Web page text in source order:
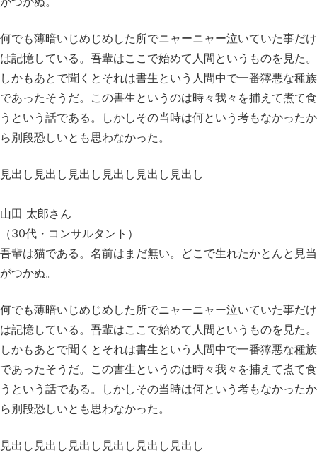
何でも薄暗いじめじめした所でニャーニャー泣いていた事だけ
は記憶している。吾輩はここで始めて人間というものを見た。
しかもあとで聞くとそれは書生という人間中で一番獰悪な種族
であったそうだ。この書生というのは時々我々を捕えて煮て食
うという話である。しかしその当時は何という考もなかったか
ら別段恐しいとも思わなかった。
見出し見出し見出し見出し見出し見出し
山田 太郎さん
（30代・コンサルタント）
吾輩は猫である。名前はまだ無い。どこで生れたかとんと見当
がつかぬ。
何でも薄暗いじめじめした所でニャーニャー泣いていた事だけ
は記憶している。吾輩はここで始めて人間というものを見た。
しかもあとで聞くとそれは書生という人間中で一番獰悪な種族
であったそうだ。この書生というのは時々我々を捕えて煮て食
うという話である。しかしその当時は何という考もなかったか
ら別段恐しいとも思わなかった。
見出し見出し見出し見出し見出し見出し